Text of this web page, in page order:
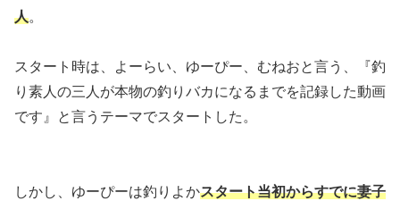
人。
スタート時は、よーらい、ゆーぴー、むねおと言う、『釣
り素人の三人が本物の釣りバカになるまでを記録した動画
です』と言うテーマでスタートした。
しかし、ゆーぴーは釣りよかスタート当初からすでに妻子